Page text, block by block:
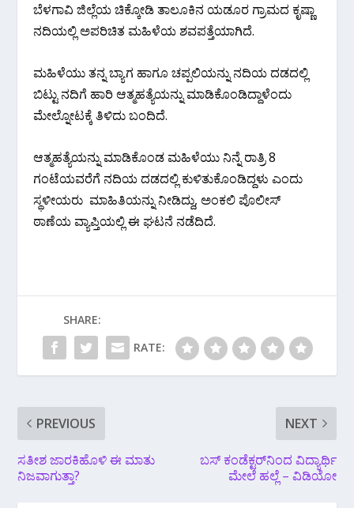
ಬೆಳಗಾವಿ ಜಿಲ್ಲೆಯ ಚಿಕ್ಕೋಡಿ ತಾಲೂಕಿನ ಯಡೂರ ಗ್ರಾಮದ ಕೃಷ್ಣಾ
ನದಿಯಲ್ಲಿ ಅಪರಿಚಿತ ಮಹಿಳೆಯ ಶವಪತ್ತೆಯಾಗಿದೆ.
ಮಹಿಳೆಯು ತನ್ನ ಬ್ಯಾಗ ಹಾಗೂ ಚಪ್ಪಲಿಯನ್ನು ನದಿಯ ದಡದಲ್ಲಿ
ಬಿಟ್ಟು ನದಿಗೆ ಹಾರಿ ಆತ್ಮಹತ್ಯೆಯನ್ನು ಮಾಡಿಕೊಂಡಿದ್ದಾಳೆಂದು
ಮೇಲ್ನೋಟಕ್ಕೆ ತಿಳಿದು ಬಂದಿದೆ.
ಆತ್ಮಹತ್ಯೆಯನ್ನು ಮಾಡಿಕೊಂಡ ಮಹಿಳೆಯು‌ ನಿನ್ನೆ ರಾತ್ರಿ 8
ಗಂಟೆಯವರೆಗೆ ನದಿಯ ದಡದಲ್ಲಿ ಕುಳಿತುಕೊಂಡಿದ್ದಳು ಎಂದು
ಸ್ಥಳೀಯರು ಮಾಹಿತಿಯನ್ನು ನೀಡಿದ್ದು, ಅಂಕಲಿ ಪೊಲೀಸ್
ಠಾಣೆಯ ವ್ಯಾಪ್ತಿಯಲ್ಲಿ ಈ ಘಟನೆ ನಡೆದಿದೆ.
SHARE:
RATE:
PREVIOUS
ಸತೀಶ ಜಾರಕಿಹೊಳಿ ಈ ಮಾತು
ನಿಜವಾಗುತ್ತಾ?
NEXT
ಬಸ್ ಕಂಡೆಕ್ಟರ್‌ನಿಂದ ವಿದ್ಯಾರ್ಥಿ
ಮೇಲೆ ಹಲ್ಲೆ – ವಿಡಿಯೋ